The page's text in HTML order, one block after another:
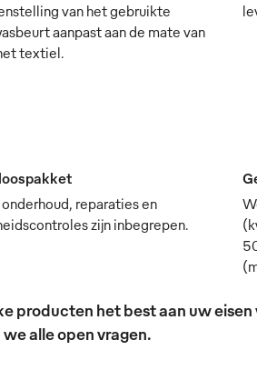
van het gebruikte
aanpast aan de mate van
textiel.
reparaties en
zijn inbegrepen.
producten het best aan uw
alle open vragen.